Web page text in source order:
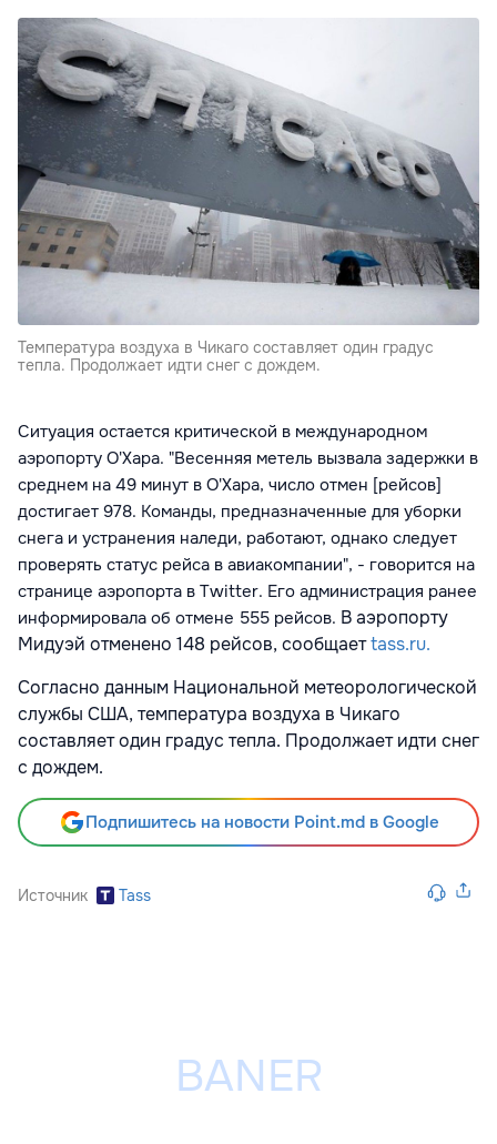
Температура воздуха в Чикаго составляет один градус
тепла. Продолжает идти снег с дождем.
Ситуация остается критической в международном
аэропорту О'Хара. "Весенняя метель вызвала задержки в
среднем на 49 минут в О'Хара, число отмен [рейсов]
достигает 978. Команды, предназначенные для уборки
снега и устранения наледи, работают, однако следует
проверять статус рейса в авиакомпании", - говорится на
странице аэропорта в Twitter. Его администрация ранее
информировала об отмене 555 рейсов. В аэропорту
Мидуэй отменено 148 рейсов, сообщаетtass.ru.
Согласно данным Национальной метеорологической
службы США, температура воздуха в Чикаго
составляет один градус тепла. Продолжает идти снег
с дождем.
Подпишитесь на новости Point.md в Google
Источник Tass